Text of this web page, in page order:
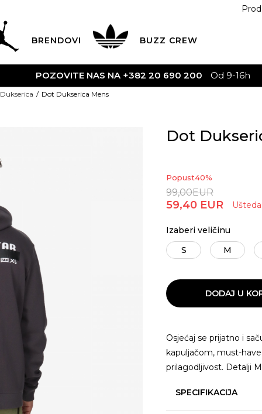
BRENDOVI BUZZ CREW
POZOVITE NAS NA +382 20 690 200 Od 9-16h
Dukserica Dot Dukserica Mens
Dot
Popust40%
99,00EUR
59,40 EUR Ušteda:
Izaberi veličinu
S
M
DODAJ U
Osjećaj se prijatno i
kapuljačom, must-
prilagodljivost. Detalji
SPECIFIKACIJA